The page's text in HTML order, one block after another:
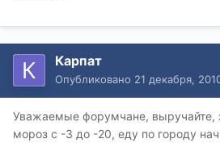
Карпат
Опубликовано 21 декабря,
Уважаемые форумчане, выручайте,
мороз с -3 до -20, еду по городу